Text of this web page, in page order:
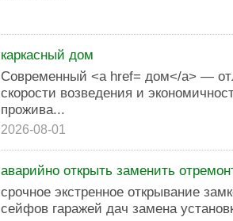
каркасный дом
Современный <a href= дом</a> —
скорости возведения и
прожива...
2026-08-01
аварийно открыть заменить
срочное экстренное открывание
сейфов гаражей дач замена